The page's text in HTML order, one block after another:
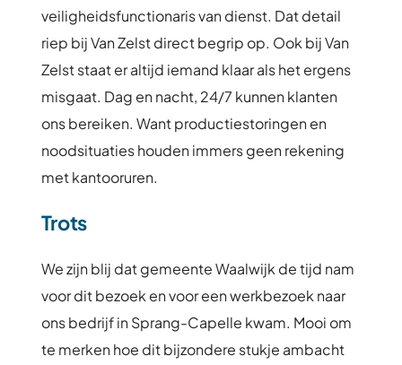
veiligheidsfunctionaris van dienst. Dat detail
riep bij Van Zelst direct begrip op. Ook bij Van
Zelst staat er altijd iemand klaar als het ergens
misgaat. Dag en nacht, 24/7 kunnen klanten
ons bereiken. Want productiestoringen en
noodsituaties houden immers geen rekening
met kantooruren.
Trots
We zijn blij dat gemeente Waalwijk de tijd nam
voor dit bezoek en voor een werkbezoek naar
ons bedrijf in Sprang-Capelle kwam. Mooi om
te merken hoe dit bijzondere stukje ambacht